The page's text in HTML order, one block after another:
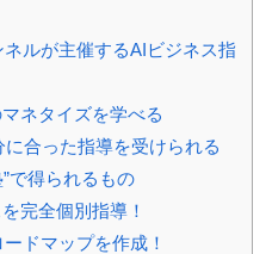
ルが主催するAIビジネス指
ネタイズを学べる
合った指導を受けられる
で得られるもの
完全個別指導！
ドマップを作成！